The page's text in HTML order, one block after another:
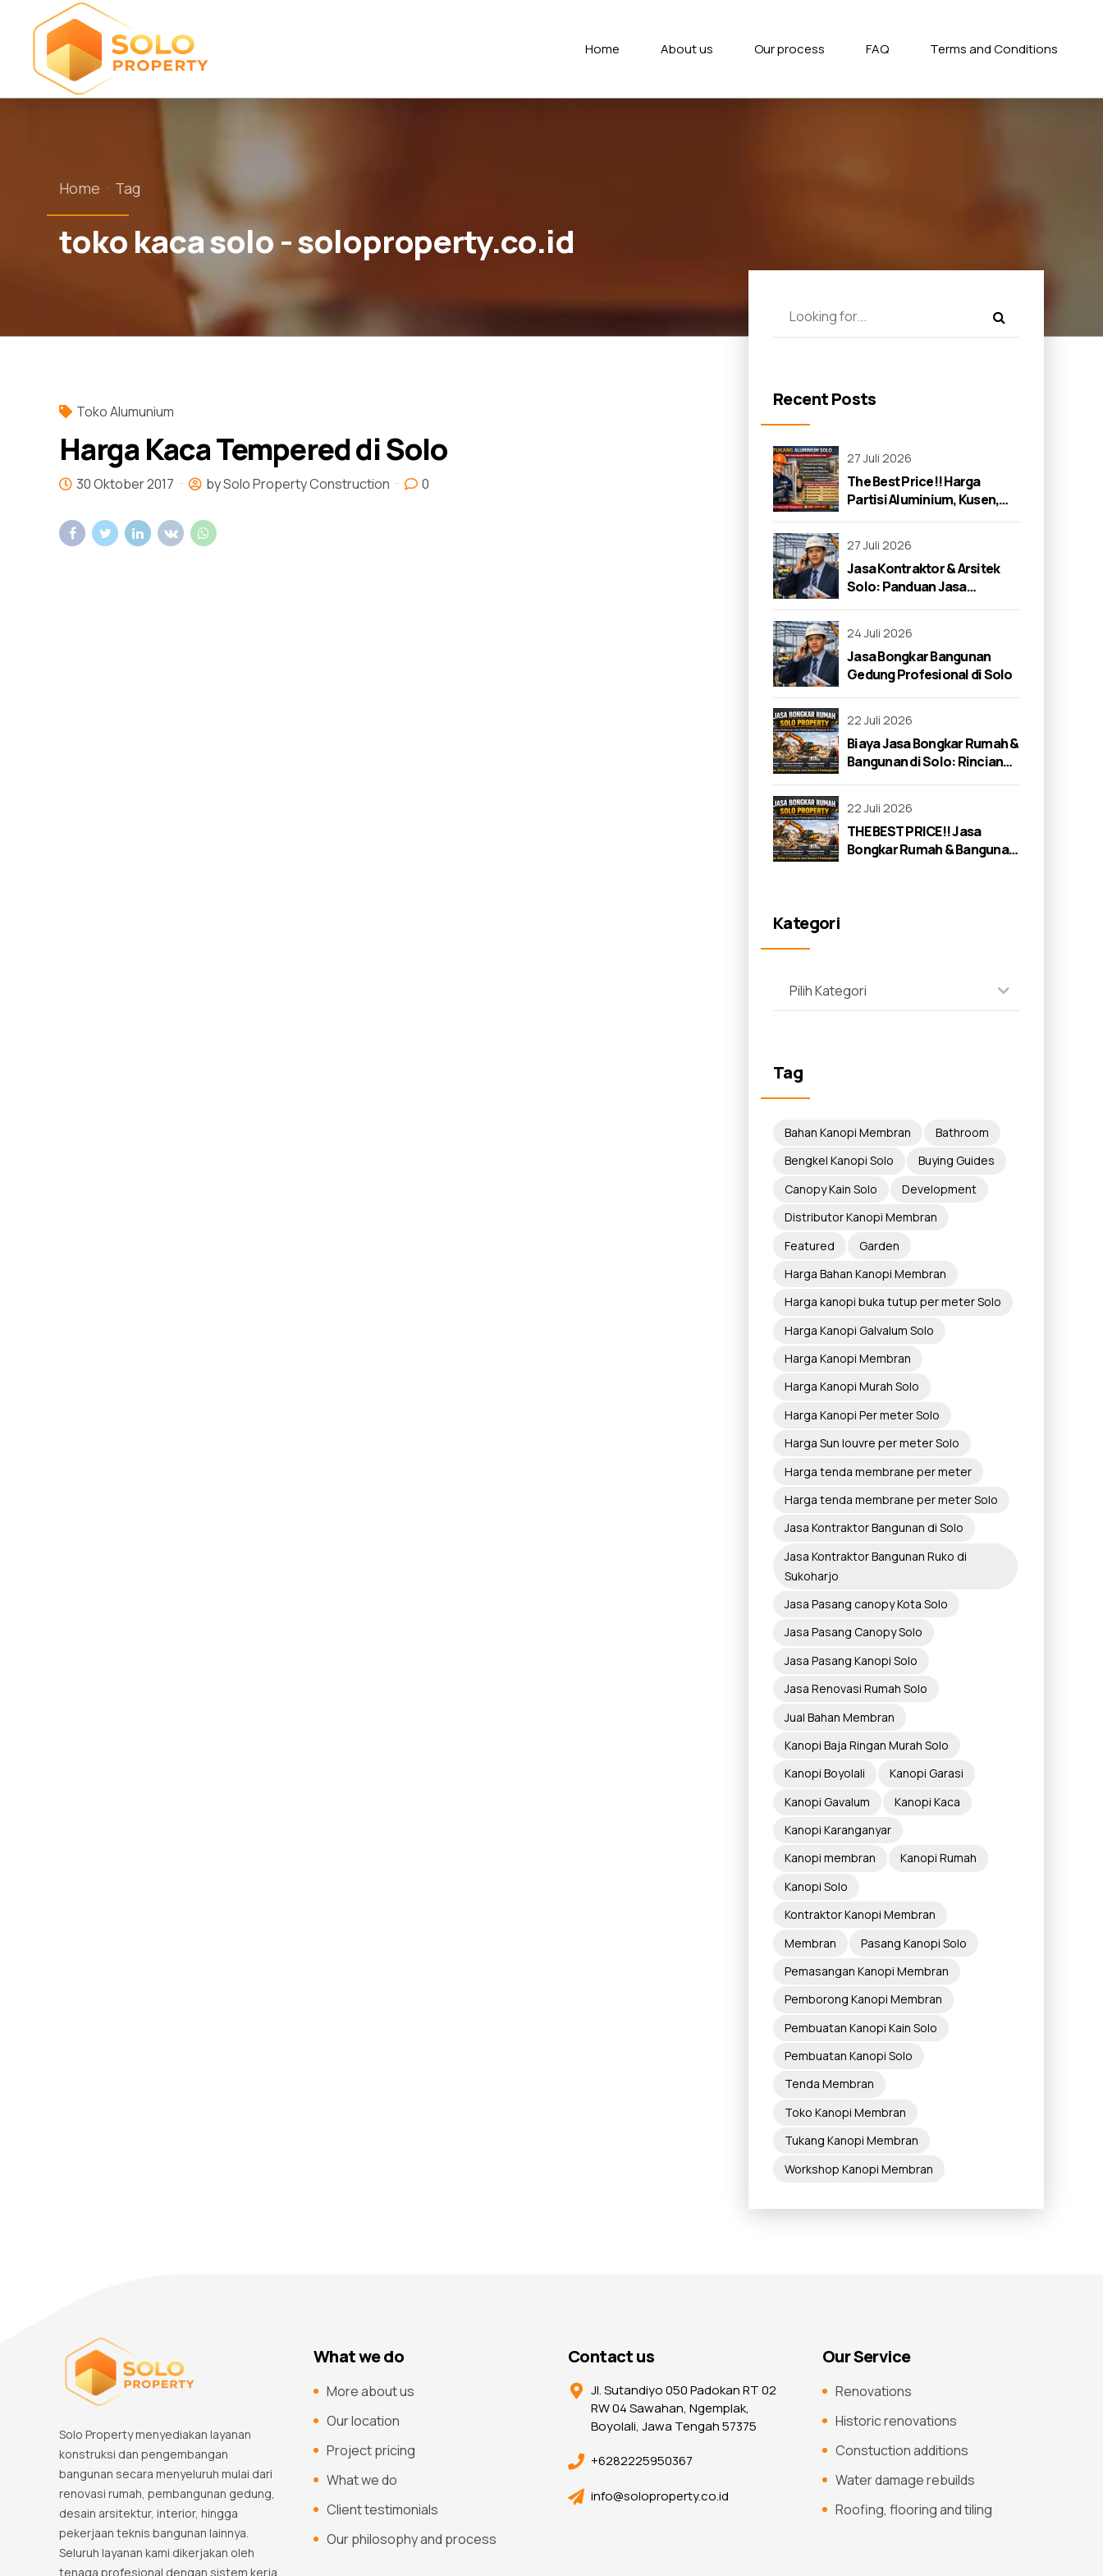
Home About us Our process FAQ Terms and Conditions
Home Tag
toko kaca solo - soloproperty.co.id
Toko Alumunium
Harga Kaca Tempered di Solo
30 Oktober 2017 by Solo Property Construction 0
Recent Posts
27 Juli 2026
The Best Price!! Harga
Partisi Aluminium, Kusen,
dan Jendela di Solo 2026
27 Juli 2026
Jasa Kontraktor & Arsitek
Solo: Panduan Jasa
24 Juli 2026
Jasa Bongkar Bangunan
Gedung Profesional di Solo
22 Juli 2026
Biaya Jasa Bongkar Rumah &
Bangunan di Solo: Rincian
22 Juli 2026
THE BEST PRICE!! Jasa
Bongkar Rumah & Bangunan
Kategori
Pilih Kategori
Tag
Bahan Kanopi Membran
Bathroom
Bengkel Kanopi Solo
Buying Guides
Canopy Kain Solo
Development
Distributor Kanopi Membran
Featured
Garden
Harga Bahan Kanopi Membran
Harga kanopi buka tutup per meter Solo
Harga Kanopi Galvalum Solo
Harga Kanopi Membran
Harga Kanopi Murah Solo
Harga Kanopi Per meter Solo
Harga Sun louvre per meter Solo
Harga tenda membrane per meter
Harga tenda membrane per meter Solo
Jasa Kontraktor Bangunan di Solo
Jasa Kontraktor Bangunan Ruko di
Sukoharjo
Jasa Pasang canopy Kota Solo
Jasa Pasang Canopy Solo
Jasa Pasang Kanopi Solo
Jasa Renovasi Rumah Solo
Jual Bahan Membran
Kanopi Baja Ringan Murah Solo
Kanopi Boyolali
Kanopi Garasi
Kanopi Gavalum
Kanopi Kaca
Kanopi Karanganyar
Kanopi membran
Kanopi Rumah
Kanopi Solo
Kontraktor Kanopi Membran
Membran
Pasang Kanopi Solo
Pemasangan Kanopi Membran
Pemborong Kanopi Membran
Pembuatan Kanopi Kain Solo
Pembuatan Kanopi Solo
Tenda Membran
Toko Kanopi Membran
Tukang Kanopi Membran
Workshop Kanopi Membran
Solo Property menyediakan layanan
konstruksi dan pengembangan
bangunan secara menyeluruh mulai dari
renovasi rumah, pembangunan gedung,
desain arsitektur, interior, hingga
pekerjaan teknis bangunan lainnya.
Seluruh layanan kami dikerjakan oleh
tenaga profesional dengan sistem kerja
What we do
More about us
Our location
Project pricing
What we do
Client testimonials
Our philosophy and process
Contact us
Jl. Sutandiyo 050 Padokan RT 02
RW 04 Sawahan, Ngemplak,
Boyolali, Jawa Tengah 57375
+6282225950367
info@soloproperty.co.id
Our Service
Renovations
Historic renovations
Constuction additions
Water damage rebuilds
Roofing, flooring and tiling